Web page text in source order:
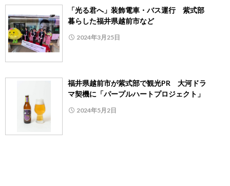
「光る君へ」装飾電車・バス運行 紫式部
暮らした福井県越前市など
2024年3月25日
福井県越前市が紫式部で観光PR 大河ドラ
マ契機に「パープルハートプロジェクト」
2024年5月2日